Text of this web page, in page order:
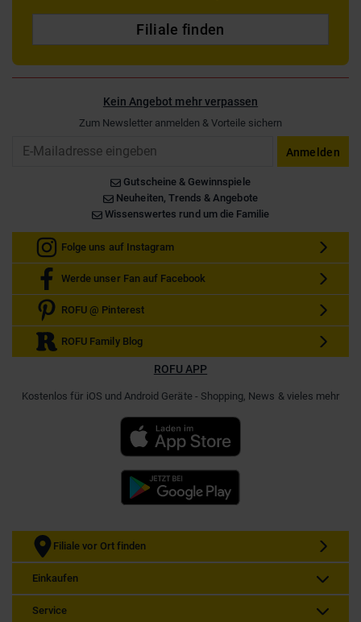
Filiale finden
Kein Angebot mehr verpassen
Zum Newsletter anmelden & Vorteile sichern
Anmelden
Gutscheine & Gewinnspiele
Neuheiten, Trends & Angebote
Wissenswertes rund um die Familie
Folge uns auf Instagram
Werde unser Fan auf Facebook
ROFU @ Pinterest
ROFU Family Blog
ROFU APP
Kostenlos für iOS und Android Geräte - Shopping, News & vieles mehr
Filiale vor Ort finden
Einkaufen
Service